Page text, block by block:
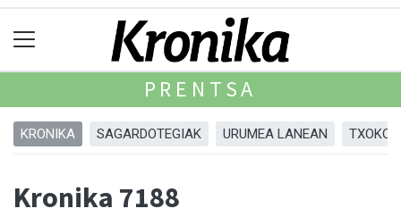
PRENTSA
KRONIKA SAGARDOTEGIAK URUMEA LANEAN
Kronika 7188